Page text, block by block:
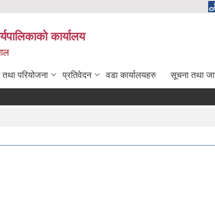
कार्यालय
परियोजना प्रतिवेदन वडा कार्यालयहरु सूचना तथा